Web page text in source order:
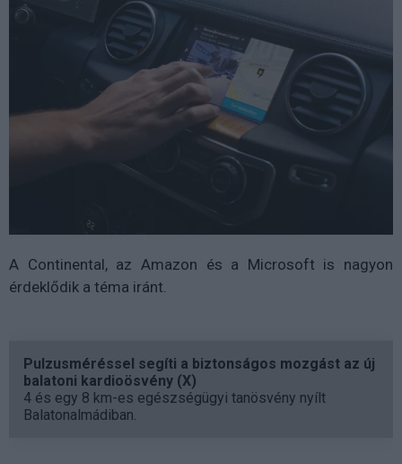
A Continental, az Amazon és a Microsoft is nagyon
érdeklődik a téma iránt.
Pulzusméréssel segíti a biztonságos mozgást az új
balatoni kardioösvény (X)
4 és egy 8 km-es egészségügyi tanösvény nyílt
Balatonalmádiban.